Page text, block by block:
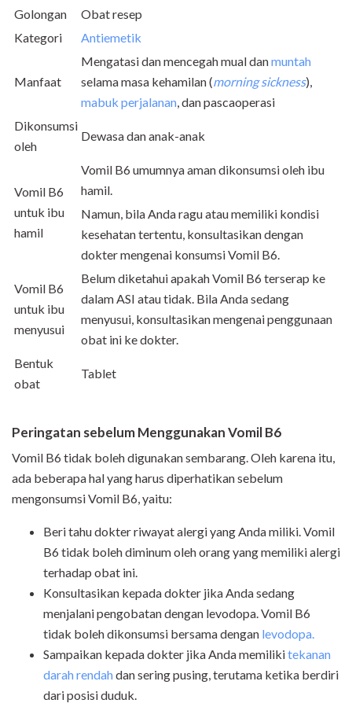
Golongan
Obat resep
Kategori
Antiemetik
Manfaat
Mengatasi dan mencegah mual danmuntah
selama masa kehamilan (morning sickness),
mabuk perjalanan, dan pascaoperasi
Dikonsumsi
oleh
Dewasa dan anak-anak
Vomil B6
untuk ibu
hamil
Vomil B6 umumnya aman dikonsumsi oleh ibu
hamil.
Namun, bila Anda ragu atau memiliki kondisi
kesehatan tertentu, konsultasikan dengan
dokter mengenai konsumsi Vomil B6.
Vomil B6
untuk ibu
menyusui
Belum diketahui apakah Vomil B6 terserap ke
dalam ASI atau tidak. Bila Anda sedang
menyusui, konsultasikan mengenai penggunaan
obat ini ke dokter.
Bentuk
obat
Tablet
Peringatan sebelum Menggunakan Vomil B6
Vomil B6 tidak boleh digunakan sembarang. Oleh karena itu,
ada beberapa hal yang harus diperhatikansebelum
mengonsumsi Vomil B6, yaitu:
Beri tahu dokter riwayat alergi yang Anda miliki. Vomil
B6 tidak boleh diminum oleh orang yang memiliki alergi
terhadap obat ini.
Konsultasikan kepada dokter jika Anda sedang
menjalani pengobatan dengan levodopa. Vomil B6
tidak boleh dikonsumsi bersama dengan levodopa.
Sampaikan kepada dokter jika Anda memilikitekanan
darah rendahdan sering pusing, terutama ketika berdiri
dari posisi duduk.